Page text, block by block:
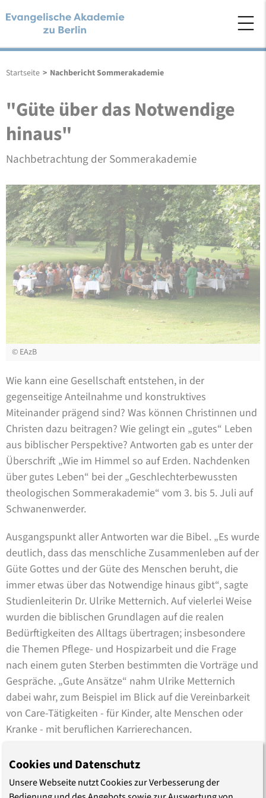
Startseite > Nachbericht Sommerakademie
"Güte über das Notwendige
hinaus"
Nachbetrachtung der Sommerakademie
© EAzB
Wie kann eine Gesellschaft entstehen, in der
gegenseitige Anteilnahme und konstruktives
Miteinander prägend sind? Was können Christinnen und
Christen dazu beitragen? Wie gelingt ein „gutes“ Leben
aus biblischer Perspektive? Antworten gab es unter der
Überschrift „Wie im Himmel so auf Erden. Nachdenken
über gutes Leben“ bei der „Geschlechterbewussten
theologischen Sommerakademie“ vom 3. bis 5. Juli auf
Schwanenwerder.
Ausgangspunkt aller Antworten war die Bibel. „Es wurde
deutlich, dass das menschliche Zusammenleben auf der
Güte Gottes und der Güte des Menschen beruht, die
immer etwas über das Notwendige hinaus gibt“, sagte
Studienleiterin Dr. Ulrike Metternich. Auf vielerlei Weise
wurden die biblischen Grundlagen auf die realen
Bedürftigkeiten des Alltags übertragen; insbesondere
die Themen Pflege- und Hospizarbeit und die Frage
nach einem guten Sterben bestimmten die Vorträge und
Gespräche. „Gute Ansätze“ nahm Ulrike Metternich
dabei wahr, zum Beispiel im Blick auf die Vereinbarkeit
von Care-Tätigkeiten - für Kinder, alte Menschen oder
Kranke - mit beruflichen Karrierechancen.
Insgesamt sei die Sommerakademie durch die
inhaltlichen Beiträge, aber auch durch die gegenseitige
Wertschätzung der Teilnehmer und Teilnehmerinnen ein
Cookies und Datenschutz
Unsere Webseite nutzt Cookies zur Verbesserung der